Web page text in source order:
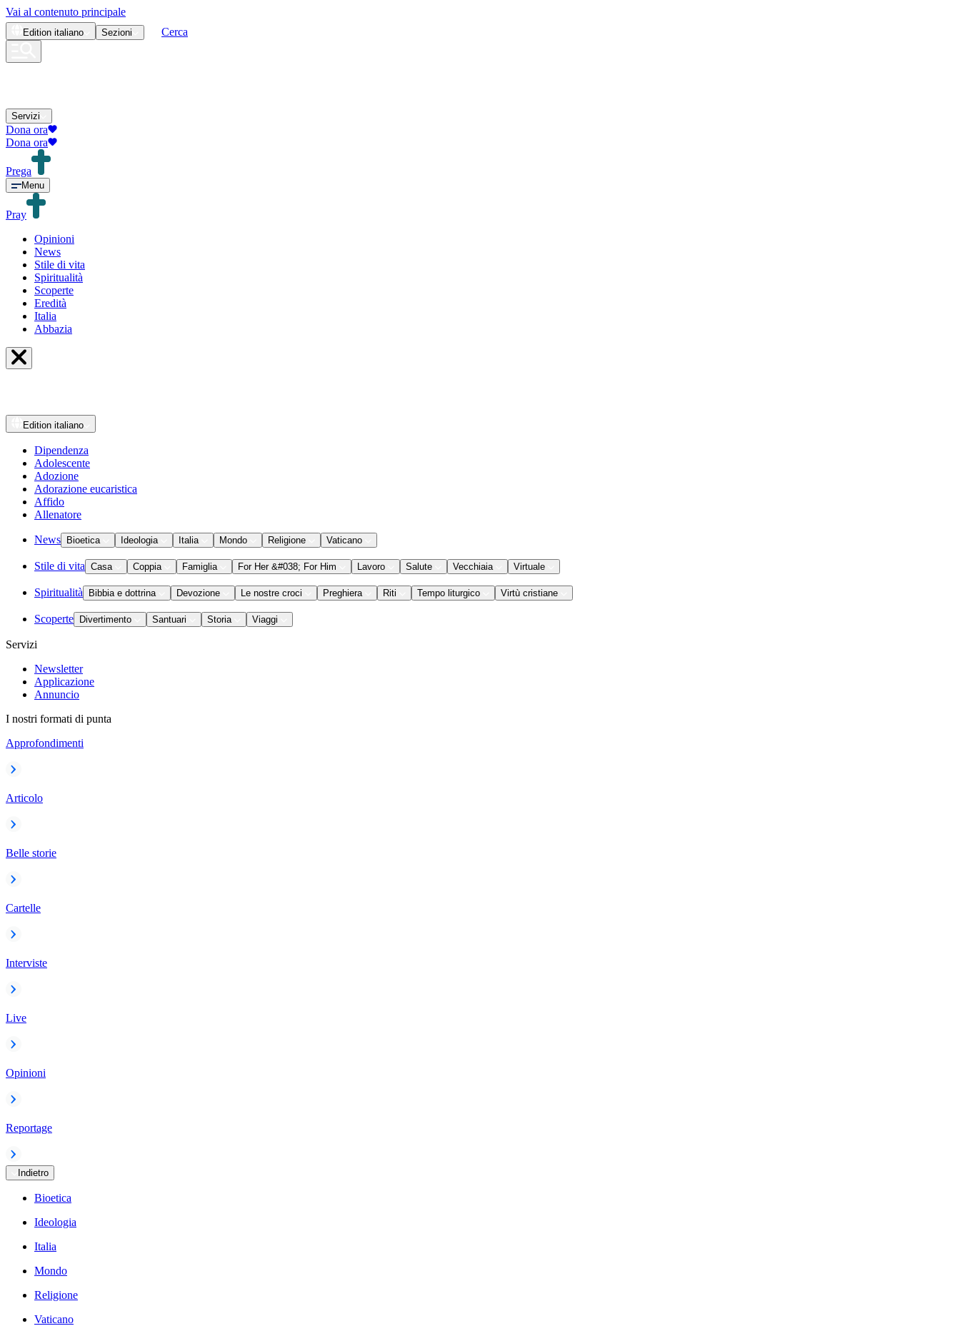
Vai al contenuto principale
Edition italiano Sezioni Cerca
Servizi
Dona ora
Dona ora
Prega
Menu
Pray
Opinioni
News
Stile di vita
Spiritualità
Scoperte
Eredità
Italia
Abbazia
Edition italiano
Dipendenza
Adolescente
Adozione
Adorazione eucaristica
Affido
Allenatore
News Bioetica Ideologia Italia Mondo Religione Vaticano
Stile di vita Casa Coppia Famiglia For Her &#038; For Him Lavoro Salute Vecchiaia Virtuale
Spiritualità Bibbia e dottrina Devozione Le nostre croci Preghiera Riti Tempo liturgico Virtù cristiane
Scoperte Divertimento Santuari Storia Viaggi
Servizi
Newsletter
Applicazione
Annuncio
I nostri formati di punta
Approfondimenti
Articolo
Belle storie
Cartelle
Interviste
Live
Opinioni
Reportage
Indietro
Bioetica
Ideologia
Italia
Mondo
Religione
Vaticano